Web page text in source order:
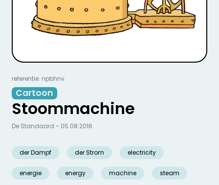
referentie: npbhnv
Cartoon
Stoommachine
der Dampf der Strom electricity
energie energy machine steam
De Standaard - 05.08.2016